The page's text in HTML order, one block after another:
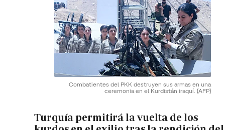
Combatientes del PKK destruyen sus armas en una
ceremonia en el Kurdistán iraquí. (AFP)
Turquía permitirá la vuelta de los